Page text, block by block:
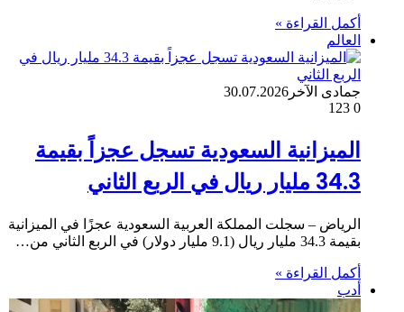
أكمل القراءة »
العالم
جمادى الآخر 30.07.2026
0
الميزانية السعودية تسجل عجزاً بقيمة
34.3 مليار ريال في الربع الثاني
الرياض – سجلت المملكة العربية السعودية عجزًا في الميزانية
بقيمة 34.3 مليار ريال (9.1 مليار دولار) في الربع الثاني من…
أكمل القراءة »
أدب